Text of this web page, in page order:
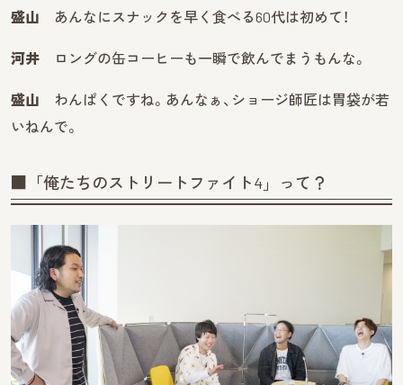
盛山 あんなにスナックを早く食べる60代は初めて！
河井 ロングの缶コーヒーも一瞬で飲んでまうもんな。
盛山 わんぱくですね。あんなぁ、ショージ師匠は胃袋が若
いねんで。
■「俺たちのストリートファイト4」って？